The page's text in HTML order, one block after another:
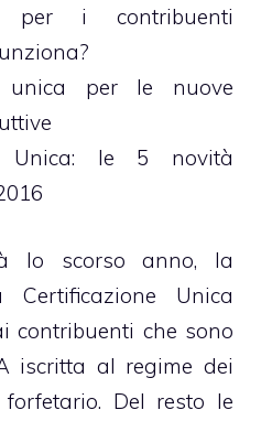
per i contribuenti
unica per le nuove
Unica: le 5 novità
lo scorso anno, la
Certificazione Unica
contribuenti che sono
iscritta al regime dei
Del resto le